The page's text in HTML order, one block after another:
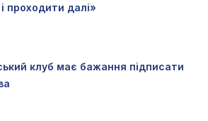
проходити далі»
клуб має бажання підписати